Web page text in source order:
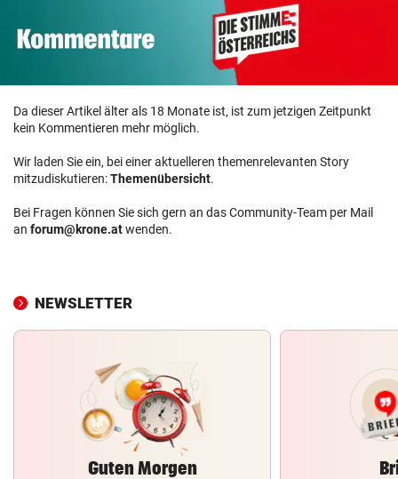
Da dieser Artikel älter als 18 Monate ist, ist zum jetzigen Zeitpunkt
kein Kommentieren mehr möglich.
Wir laden Sie ein, bei einer aktuelleren themenrelevanten Story
mitzudiskutieren:Themenübersicht.
Bei Fragen können Sie sich gern an das Community-Team per Mail
an forum@krone.atwenden.
NEWSLETTER
Guten Morgen